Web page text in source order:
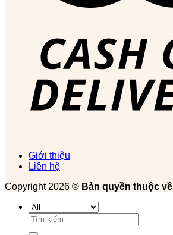
Giới thiệu
Liên hệ
Copyright 2026 © Bản quyền thuộc về
Tìm
kiếm: